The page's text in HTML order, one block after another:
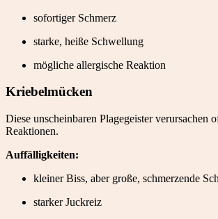
sofortiger Schmerz
starke, heiße Schwellung
mögliche allergische Reaktion
Kriebelmücken
Diese unscheinbaren Plagegeister verursachen
Reaktionen.
Auffälligkeiten:
kleiner Biss, aber große, schmerzende
starker Juckreiz